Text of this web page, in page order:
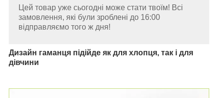
Цей товар уже сьогодні може стати твоїм! Всі
замовлення, які були зроблені до 16:00
відправляємо того ж дня!
Дизайн гаманця підійде як для хлопця, так і для
дівчини